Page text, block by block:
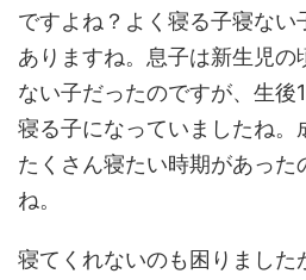
ですよね？よく寝る子寝ない
ありますね。息子は新生児
ない子だったのですが、生後
寝る子になっていましたね。
たくさん寝たい時期があった
ね。
寝てくれないのも困りました